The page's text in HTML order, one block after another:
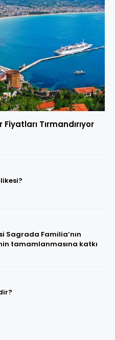
Tırmandırıyor
Sagrada Familia’nın
tamamlanmasına katkı